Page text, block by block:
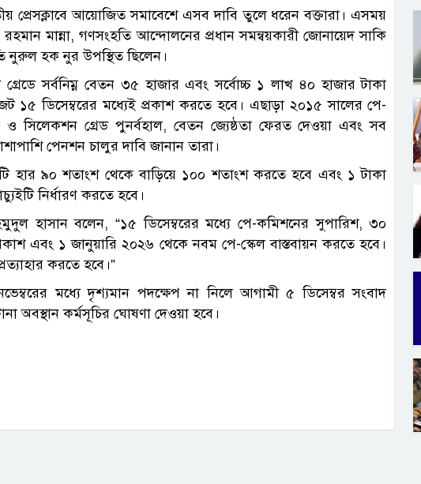
প্রেসক্লাবে আয়োজিত সমাবেশে এসব দাবি তুলে ধরেন বক্তারা। এসময়
মান্না, গণসংহতি আন্দোলনের প্রধান সমন্বয়কারী জোনায়েদ সাকি
নুরুল হক নুর উপস্থিত ছিলেন।
সর্বনিম্ন বেতন ৩৫ হাজার এবং সর্বোচ্চ ১ লাখ ৪০ হাজার টাকা
১৫ ডিসেম্বরের মধ্যেই প্রকাশ করতে হবে। এছাড়া ২০১৫ সালের পে-
ও সিলেকশন গ্রেড পুনর্বহাল, বেতন জ্যেষ্ঠতা ফেরত দেওয়া এবং সব
পেনশন চালুর দাবি জানান তারা।
হার ৯০ শতাংশ থেকে বাড়িয়ে ১০০ শতাংশ করতে হবে এবং ১ টাকা
নির্ধারণ করতে হবে।
হাসান বলেন, “১৫ ডিসেম্বরের মধ্যে পে-কমিশনের সুপারিশ, ৩০
এবং ১ জানুয়ারি ২০২৬ থেকে নবম পে-স্কেল বাস্তবায়ন করতে হবে।
করতে হবে।”
মধ্যে দৃশ্যমান পদক্ষেপ না নিলে আগামী ৫ ডিসেম্বর সংবাদ
অবস্থান কর্মসূচির ঘোষণা দেওয়া হবে।